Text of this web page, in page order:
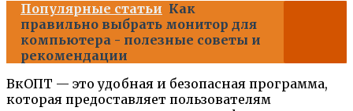
Популярные статьи Как
правильно выбрать монитор для
компьютера - полезные советы и
рекомендации
ВкОПТ — это удобная и безопасная программа,
которая предоставляет пользователям